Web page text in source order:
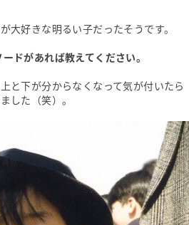
大好きな明るい子だったそうです。
ドがあれば教えてください。
と下が分からなくなって気が付いたら
した（笑）。